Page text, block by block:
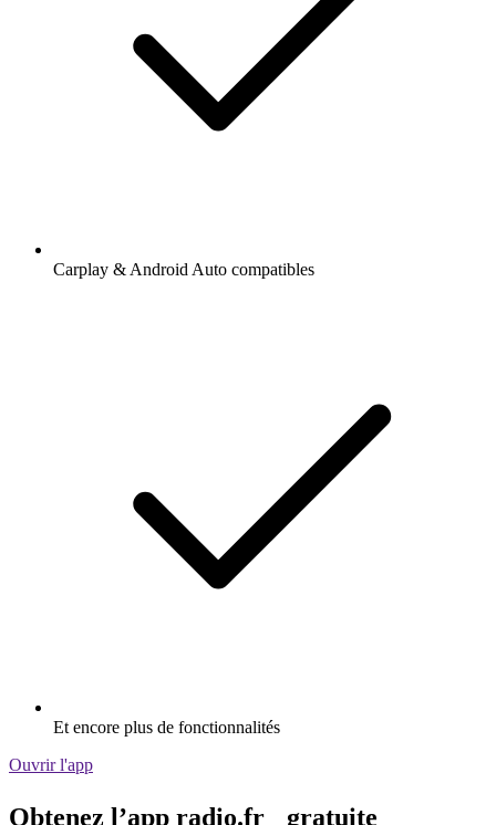
Carplay & Android Auto compatibles
Et encore plus de fonctionnalités
Ouvrir l'app
Obtenez l’app radio.fr gratuite